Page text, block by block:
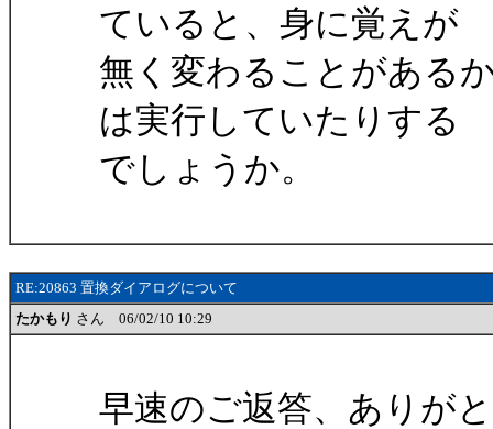
ていると、身に覚えが
無く変わることがある
は実行していたりする
でしょうか。
RE:20863 置換ダイアログについて
たかもり さん 06/02/10 10:29
早速のご返答、ありが